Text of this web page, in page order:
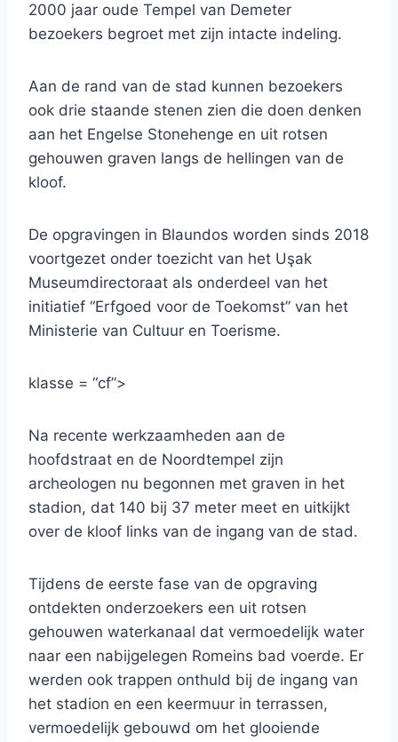
2000 jaar oude Tempel van Demeter
bezoekers begroet met zijn intacte indeling.
Aan de rand van de stad kunnen bezoekers
ook drie staande stenen zien die doen denken
aan het Engelse Stonehenge en uit rotsen
gehouwen graven langs de hellingen van de
kloof.
De opgravingen in Blaundos worden sinds 2018
voortgezet onder toezicht van het Uşak
Museumdirectoraat als onderdeel van het
initiatief “Erfgoed voor de Toekomst” van het
Ministerie van Cultuur en Toerisme.
klasse = “cf”>
Na recente werkzaamheden aan de
hoofdstraat en de Noordtempel zijn
archeologen nu begonnen met graven in het
stadion, dat 140 bij 37 meter meet en uitkijkt
over de kloof links van de ingang van de stad.
Tijdens de eerste fase van de opgraving
ontdekten onderzoekers een uit rotsen
gehouwen waterkanaal dat vermoedelijk water
naar een nabijgelegen Romeins bad voerde. Er
werden ook trappen onthuld bij de ingang van
het stadion en een keermuur in terrassen,
vermoedelijk gebouwd om het glooiende